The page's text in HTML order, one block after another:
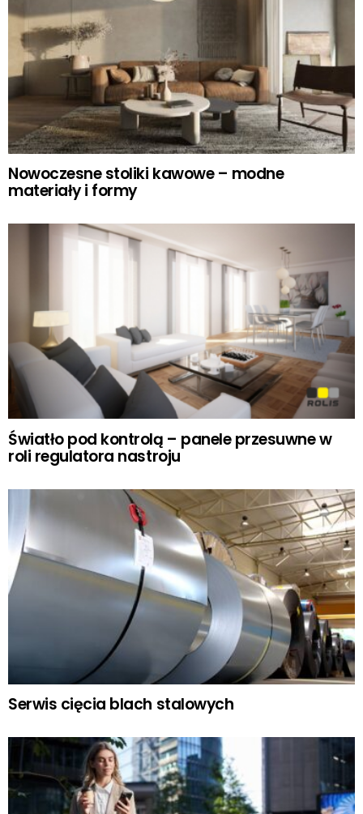
Nowoczesne stoliki kawowe – modne
materiały i formy
Światło pod kontrolą – panele przesuwne w
roli regulatora nastroju
Serwis cięcia blach stalowych